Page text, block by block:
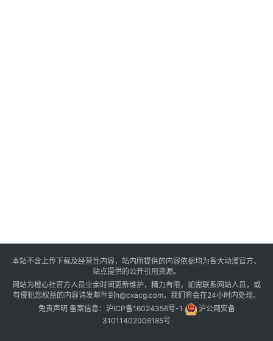
本站不含上传下载及经营性内容，站内所提供的内容依据均为各大动漫官方、
站点提供的公开引用资源。
网站为橙心社官方人员业余时间更新维护，精力有限，如需联系网站人员，或
有侵犯您权益的内容请发邮件到h@cxacg.com，我们将会在24小时内处理。
免责声明 备案信息： 沪ICP备16024356号-1
沪公网安备
31011402006185号